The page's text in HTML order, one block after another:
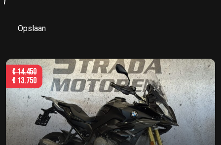
Opslaan
€14.450
€ 13.750